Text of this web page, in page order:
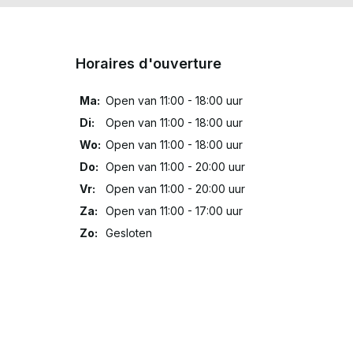
Horaires d'ouverture
Ma: Open van 11:00 - 18:00 uur
Di:
Open van 11:00 - 18:00 uur
Wo: Open van 11:00 - 18:00 uur
Do: Open van 11:00 - 20:00 uur
Vr:
Open van 11:00 - 20:00 uur
Za:
Open van 11:00 - 17:00 uur
Zo:
Gesloten